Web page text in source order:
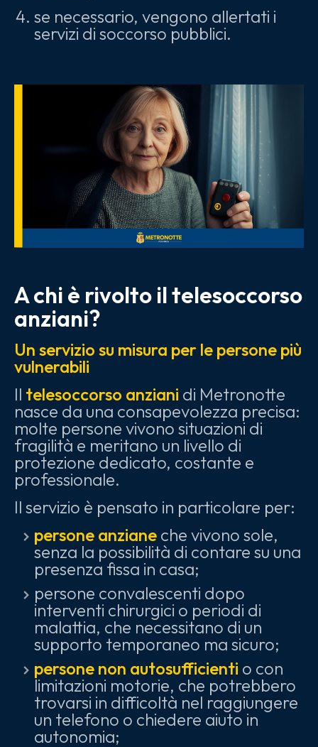
se necessario, vengono allertati i
servizi di soccorso pubblici.
A chi è rivolto il telesoccorso
anziani?
Un servizio su misura per le persone più
vulnerabili
Il telesoccorso anziani di Metronotte
nasce da una consapevolezza precisa:
molte persone vivono situazioni di
fragilità e meritano un livello di
protezione dedicato, costante e
professionale.
Il servizio è pensato in particolare per:
persone anziane che vivono sole,
senza la possibilità di contare su una
presenza fissa in casa;
persone convalescenti dopo
interventi chirurgici o periodi di
malattia, che necessitano di un
supporto temporaneo ma sicuro;
persone non autosufficienti o con
limitazioni motorie, che potrebbero
trovarsi in difficoltà nel raggiungere
un telefono o chiedere aiuto in
autonomia;